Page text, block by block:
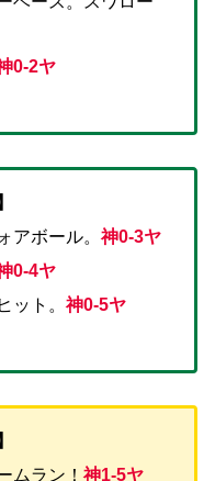
0-2ヤ
アボール。神0-3ヤ
0-4ヤ
ット。神0-5ヤ
ムラン！神1-5ヤ